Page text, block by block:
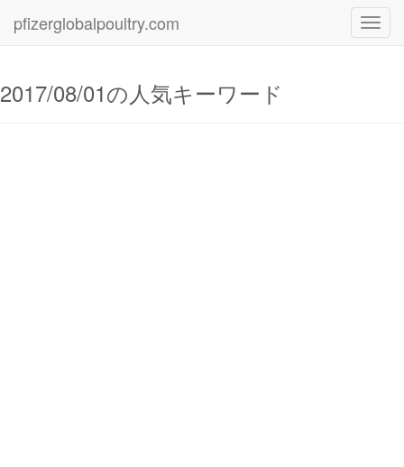
pfizerglobalpoultry.com
2017/08/01の人気キーワード